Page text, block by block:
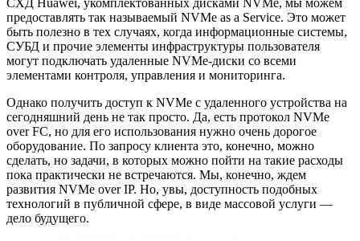
предоставлять так называемый NVMe as a Service. Это может
быть полезно в тех случаях, когда информационные системы,
СУБД и прочие элементы инфраструктуры пользователя
могут подключать удаленные NVMe-диски со всеми
элементами контроля, управления и мониторинга.
Однако получить доступ к NVMe с удаленного устройства на
сегодняшний день не так просто. Да, есть протокол NVMe
over FC, но для его использования нужно очень дорогое
оборудование. По запросу клиента это, конечно, можно
сделать, но задачи, в которых можно пойти на такие расходы
пока практически не встречаются. Мы, конечно, ждем
развития NVMe over IP. Но, увы, доступность подобных
технологий в публичной сфере, в виде массовой услуги —
дело будущего.